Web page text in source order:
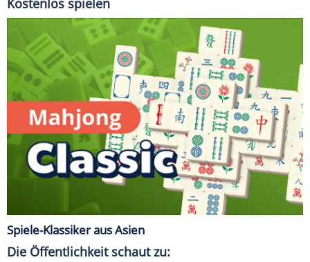
Spiele-Klassiker aus Asien
Die Öffentlichkeit schaut zu: